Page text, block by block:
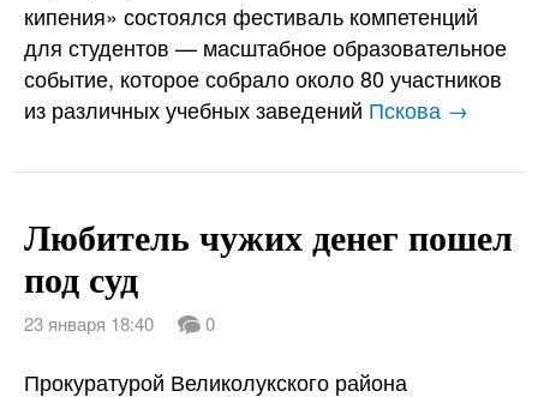
кипения» состоялся фестиваль компетенций
для студентов — масштабное образовательное
событие, которое собрало около 80 участников
из различных учебных заведений Пскова →
Любитель чужих денег пошел
под суд
23 января 18:40 0
Прокуратурой Великолукского района